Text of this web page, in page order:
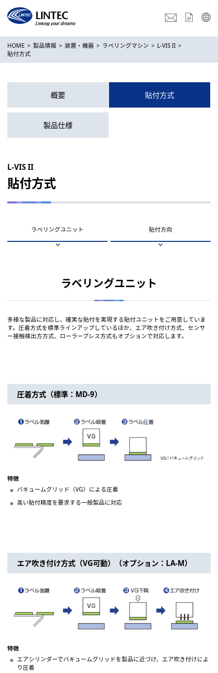
HOME 製品情報 装置・機器 ラベリングマシン
L-VIS II
貼付方式
概要 貼付方式
製品仕様
L-VIS II
貼付方式
ラベリングユニット 貼付方向
ラベリングユニット
多様な製品に対応し、確実な貼付を実現する貼付ユニットをご用意していま
す。圧着方式を標準ラインアップしているほか、エア吹き付け方式、センサ
ー接触検出方方式、ローラープレス方式もオプションで対応します。
圧着方式（標準：MD-9）
特徴
バキュームグリッド（VG）による圧着
高い貼付精度を要求する一般製品に対応
エア吹き付け方式（VG可動）（オプション：LA-M）
特徴
エアシリンダーでバキュームグリッドを製品に近づけ、エア吹き付けによ
り圧着